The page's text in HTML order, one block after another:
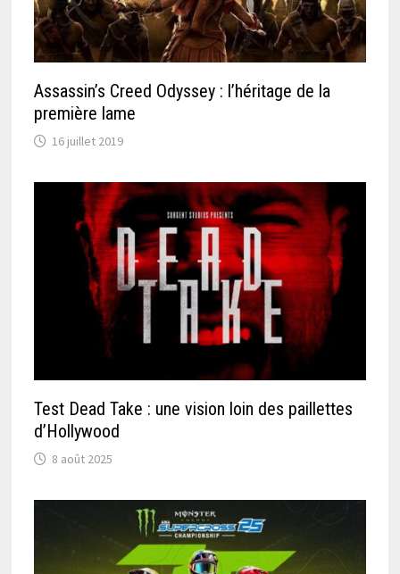
Assassin’s Creed Odyssey : l’héritage de la
première lame
16 juillet 2019
Test Dead Take : une vision loin des paillettes
d’Hollywood
8 août 2025